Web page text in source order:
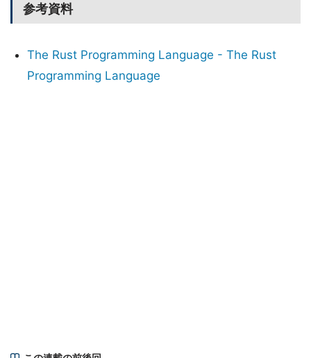
参考資料
The Rust Programming Language - The Rust
Programming Language